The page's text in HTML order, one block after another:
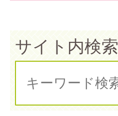
サイト内検索